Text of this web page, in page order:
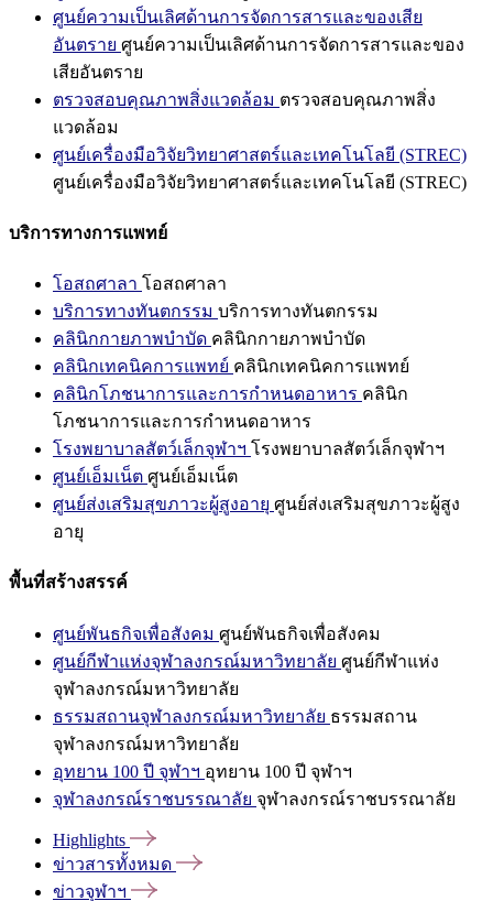
ศูนย์ความเป็นเลิศด้านการจัดการสารและของเสีย
อันตราย ศูนย์ความเป็นเลิศด้านการจัดการสารและของ
เสียอันตราย
ตรวจสอบคุณภาพสิ่งแวดล้อม ตรวจสอบคุณภาพสิ่ง
แวดล้อม
ศูนย์เครื่องมือวิจัยวิทยาศาสตร์และเทคโนโลยี (STREC)
ศูนย์เครื่องมือวิจัยวิทยาศาสตร์และเทคโนโลยี (STREC)
บริการทางการแพทย์
โอสถศาลา โอสถศาลา
บริการทางทันตกรรม บริการทางทันตกรรม
คลินิกกายภาพบำบัด คลินิกกายภาพบำบัด
คลินิกเทคนิคการแพทย์ คลินิกเทคนิคการแพทย์
คลินิกโภชนาการและการกำหนดอาหาร คลินิก
โภชนาการและการกำหนดอาหาร
โรงพยาบาลสัตว์เล็กจุฬาฯ โรงพยาบาลสัตว์เล็กจุฬาฯ
ศูนย์เอ็มเน็ต ศูนย์เอ็มเน็ต
ศูนย์ส่งเสริมสุขภาวะผู้สูงอายุ ศูนย์ส่งเสริมสุขภาวะผู้สูง
อายุ
พื้นที่สร้างสรรค์
ศูนย์พันธกิจเพื่อสังคม ศูนย์พันธกิจเพื่อสังคม
ศูนย์กีฬาแห่งจุฬาลงกรณ์มหาวิทยาลัย ศูนย์กีฬาแห่ง
จุฬาลงกรณ์มหาวิทยาลัย
ธรรมสถานจุฬาลงกรณ์มหาวิทยาลัย ธรรมสถาน
จุฬาลงกรณ์มหาวิทยาลัย
อุทยาน 100 ปี จุฬาฯ อุทยาน 100 ปี จุฬาฯ
จุฬาลงกรณ์ราชบรรณาลัย จุฬาลงกรณ์ราชบรรณาลัย
Highlights
ข่าวสารทั้งหมด
ข่าวจุฬาฯ